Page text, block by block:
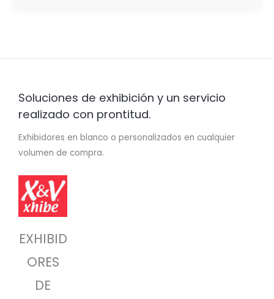
Soluciones de exhibición y un servicio
realizado con prontitud.
Exhibidores en blanco o personalizados en cualquier
volumen de compra.
EXHIBID
ORES
DE